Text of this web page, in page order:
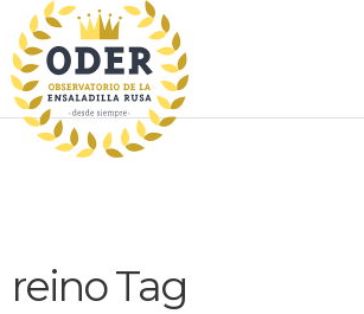
reino Tag